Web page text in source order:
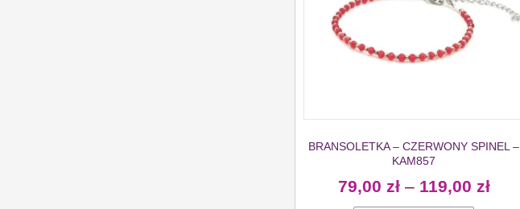
BRANSOLETKA – CZERWONY SPINEL –
KAM857
79,00 zł – 119,00 zł